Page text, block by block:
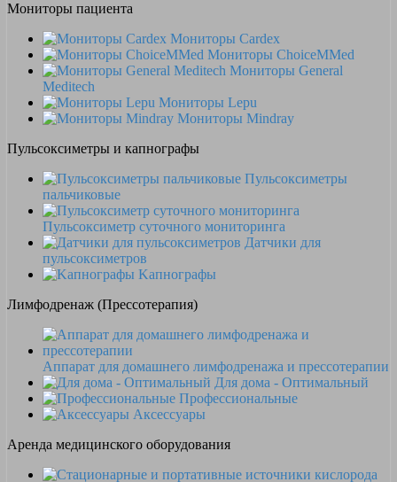
Мониторы пациента
Мониторы Cardex
Мониторы ChoiceMMed
Мониторы General
Meditech
Мониторы Lepu
Мониторы Mindray
Пульсоксиметры и капнографы
Пульсоксиметры
пальчиковые
Пульсоксиметр суточного мониторинга
Датчики для
пульсоксиметров
Kапнографы
Лимфодренаж (Прессотерапия)
Аппарат для домашнего лимфодренажа и прессотерапии
Для дома - Оптимальный
Профессиональные
Аксессуары
Аренда медицинского оборудования